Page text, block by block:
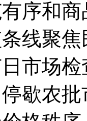
序和
线聚
市场
歇农